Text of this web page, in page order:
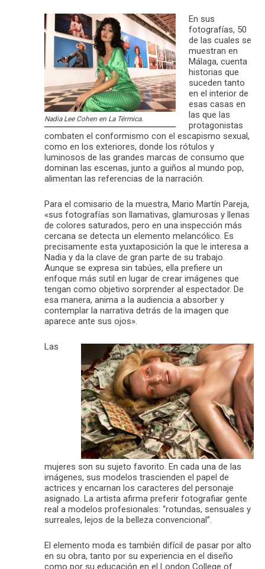
Nadia Lee Cohen en La Térmica.
En sus
fotografías, 50
de las cuales se
muestran en
Málaga, cuenta
historias que
suceden tanto
en el interior de
esas casas en
las que las
protagonistas
combaten el conformismo con el escapismo sexual,
como en los exteriores, donde los rótulos y
luminosos de las grandes marcas de consumo que
dominan las escenas, junto a guiños al mundo pop,
alimentan las referencias de la narración.
Para el comisario de la muestra, Mario Martín Pareja,
«sus fotografías son llamativas, glamurosas y llenas
de colores saturados, pero en una inspección más
cercana se detecta un elemento melancólico. Es
precisamente esta yuxtaposición la que le interesa a
Nadia y da la clave de gran parte de su trabajo.
Aunque se expresa sin tabúes, ella prefiere un
enfoque más sutil en lugar de crear imágenes que
tengan como objetivo sorprender al espectador. De
esa manera, anima a la audiencia a absorber y
contemplar la narrativa detrás de la imagen que
aparece ante sus ojos».
Las
mujeres son su sujeto favorito. En cada una de las
imágenes, sus modelos trascienden el papel de
actrices y encarnan los caracteres del personaje
asignado. La artista afirma preferir fotografiar gente
real a modelos profesionales: “rotundas, sensuales y
surreales, lejos de la belleza convencional”.
El elemento moda es también difícil de pasar por alto
en su obra, tanto por su experiencia en el diseño
como por su educación en el London College of